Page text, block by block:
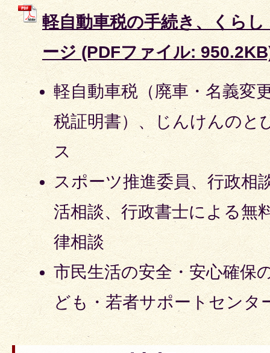
軽自動車税の手続き、くら
ージ (PDFファイル:
軽自動車税（廃車・名義変
税証明書）、じんけんのと
ス
スポーツ推進委員、行政相
活相談、行政書士による無
律相談
市民生活の安全・安心確保
ども・若者サポートセンタ